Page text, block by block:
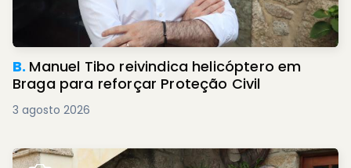
B. Manuel Tibo reivindica helicóptero em
Braga para reforçar Proteção Civil
3 agosto 2026